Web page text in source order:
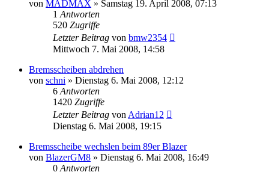
von MADMAX » Samstag 19. April 2008, 07:13
1 Antworten
520 Zugriffe
Letzter Beitrag von bmw2354
Mittwoch 7. Mai 2008, 14:58
Bremsscheiben abdrehen
von schni » Dienstag 6. Mai 2008, 12:12
6 Antworten
1420 Zugriffe
Letzter Beitrag von Adrian12
Dienstag 6. Mai 2008, 19:15
Bremsscheibe wechslen beim 89er Blazer
von BlazerGM8 » Dienstag 6. Mai 2008, 16:49
0 Antworten